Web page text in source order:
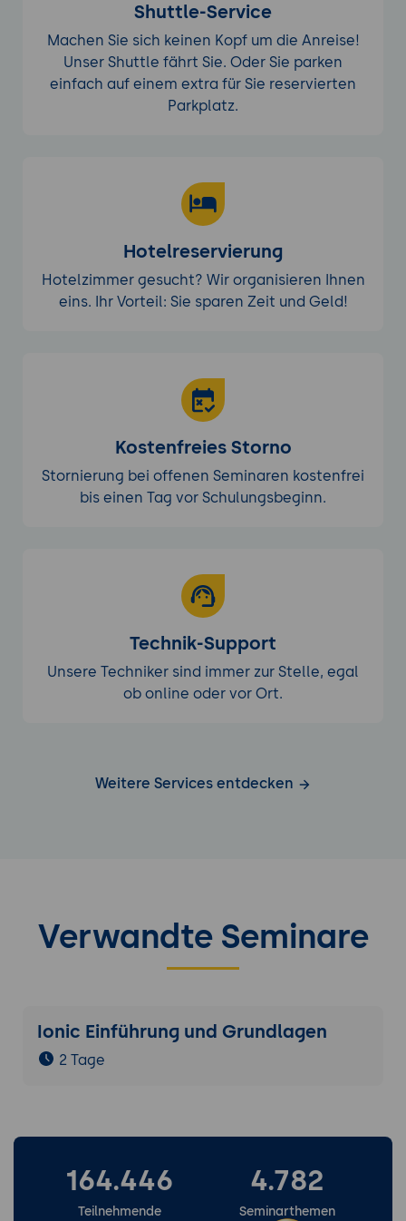
Shuttle-Service
Machen Sie sich keinen Kopf um die Anreise!
Unser Shuttle fährt Sie. Oder Sie parken
einfach auf einem extra für Sie reservierten
Parkplatz.
Hotelreservierung
Hotelzimmer gesucht? Wir organisieren Ihnen
eins. Ihr Vorteil: Sie sparen Zeit und Geld!
Kostenfreies Storno
Stornierung bei offenen Seminaren kostenfrei
bis einen Tag vor Schulungsbeginn.
Technik-Support
Unsere Techniker sind immer zur Stelle, egal
ob online oder vor Ort.
Weitere Services entdecken
Verwandte Seminare
Ionic Einführung und Grundlagen
2 Tage
164.446
Teilnehmende
4.782
Seminarthemen